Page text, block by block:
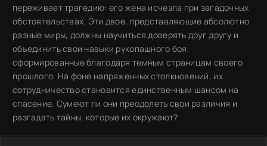
переживает трагедию: его жена исчезла при загадочных
обстоятельствах. Эти двое, представляющие абсолютно
разные миры, должны научиться доверять друг другу и
объединить свои навыки рукопашного боя,
сформированные благодаря темным страницам своего
прошлого. На фоне напряженных столкновений, их
сотрудничество становится единственным шансом на
спасение. Сумеют ли они преодолеть свои различия и
разгадать тайны, которые их окружают?